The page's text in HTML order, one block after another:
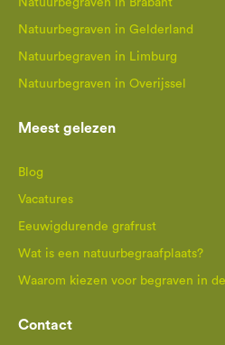
Natuurbegraven in Brabant
Natuurbegraven in Gelderland
Natuurbegraven in Limburg
Natuurbegraven in Overijssel
Meest gelezen
Blog
Vacatures
Eeuwigdurende grafrust
Wat is een natuurbegraafplaats?
Waarom kiezen voor begraven in
Contact